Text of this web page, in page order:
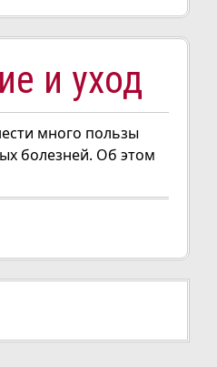
и уход
много пользы
болезней. Об этом